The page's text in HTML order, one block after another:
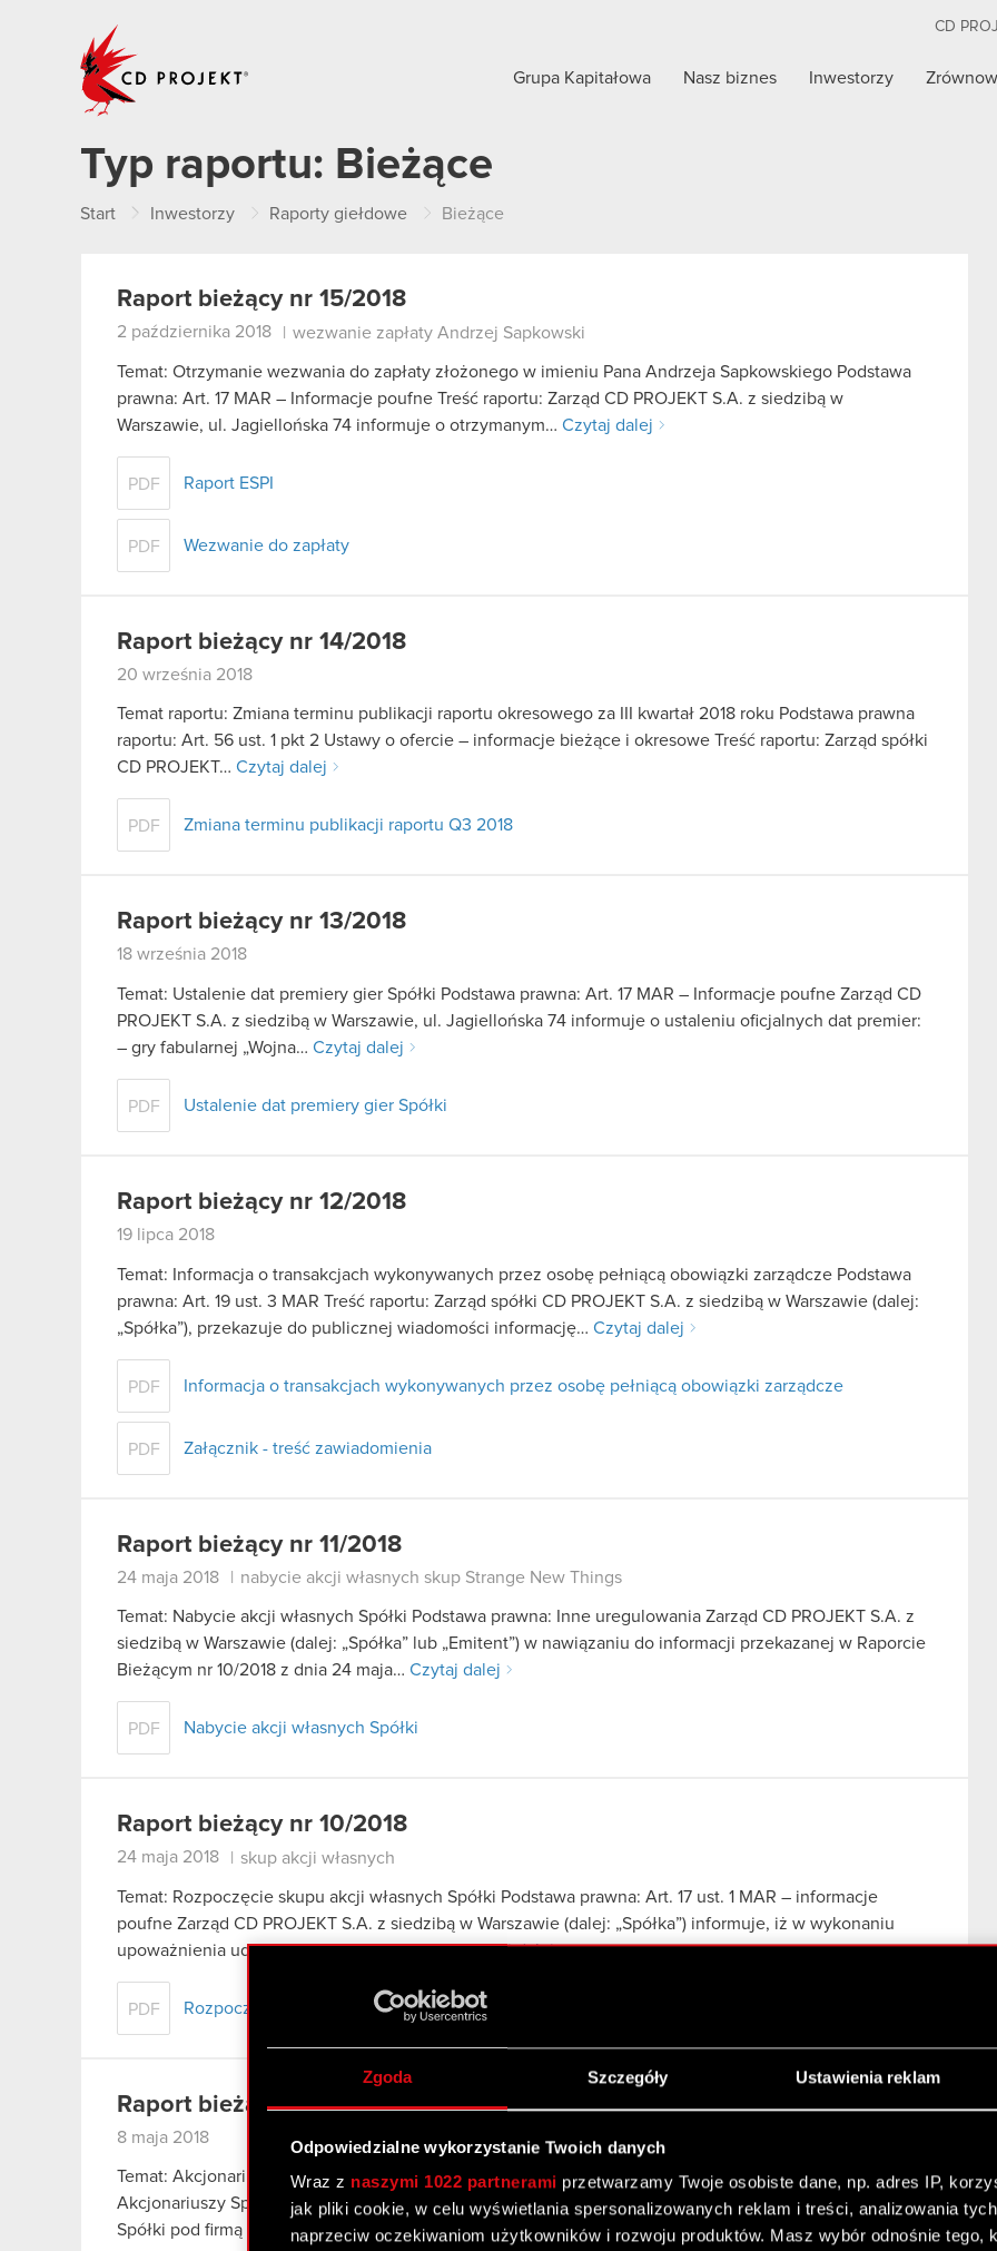
Zgoda Szczegóły Ustawienia reklam
Odpowiedzialne wykorzystanie Twoich danych
Wraz z naszymi 1022 partnerami przetwarzamy Twoje osobiste dane, np. adres IP,
jak pliki cookie, w celu wyświetlania spersonalizowanych reklam i treści, analizowania
naprzeciw oczekiwaniom użytkowników i rozwoju produktów. Masz wybór odnośnie tego,
CD
Grupa Kapitałowa Nasz biznes Inwestorzy
Typ raportu: Bieżące
Start Inwestorzy Raporty giełdowe Bieżące
Raport bieżący nr 15/2018
2 października 2018 wezwanie zapłaty Andrzej Sapkowski
Temat: Otrzymanie wezwania do zapłaty złożonego w imieniu Pana Andrzeja Sapkowskiego Podstawa
prawna: Art. 17 MAR – Informacje poufne Treść raportu: Zarząd CD PROJEKT S.A. z siedzibą w
Warszawie, ul. Jagiellońska 74 informuje o otrzymanym… Czytaj dalej
PDF Raport ESPI
PDF Wezwanie do zapłaty
Raport bieżący nr 14/2018
20 września 2018
Temat raportu: Zmiana terminu publikacji raportu okresowego za III kwartał 2018 roku Podstawa prawna
raportu: Art. 56 ust. 1 pkt 2 Ustawy o ofercie – informacje bieżące i okresowe Treść raportu: Zarząd spółki
CD PROJEKT… Czytaj dalej
PDF Zmiana terminu publikacji raportu Q3 2018
Raport bieżący nr 13/2018
18 września 2018
Temat: Ustalenie dat premiery gier Spółki Podstawa prawna: Art. 17 MAR – Informacje poufne Zarząd CD
PROJEKT S.A. z siedzibą w Warszawie, ul. Jagiellońska 74 informuje o ustaleniu oficjalnych dat premier:
– gry fabularnej „Wojna… Czytaj dalej
PDF Ustalenie dat premiery gier Spółki
Raport bieżący nr 12/2018
19 lipca 2018
Temat: Informacja o transakcjach wykonywanych przez osobę pełniącą obowiązki zarządcze Podstawa
prawna: Art. 19 ust. 3 MAR Treść raportu: Zarząd spółki CD PROJEKT S.A. z siedzibą w Warszawie (dalej:
„Spółka”), przekazuje do publicznej wiadomości informację… Czytaj dalej
PDF Informacja o transakcjach wykonywanych przez osobę pełniącą obowiązki zarządcze
PDF Załącznik - treść zawiadomienia
Raport bieżący nr 11/2018
24 maja 2018 nabycie akcji własnych skup Strange New Things
Temat: Nabycie akcji własnych Spółki Podstawa prawna: Inne uregulowania Zarząd CD PROJEKT S.A. z
siedzibą w Warszawie (dalej: „Spółka” lub „Emitent”) w nawiązaniu do informacji przekazanej w Raporcie
Bieżącym nr 10/2018 z dnia 24 maja… Czytaj dalej
PDF Nabycie akcji własnych Spółki
Raport bieżący nr 10/2018
24 maja 2018 skup akcji własnych
Temat: Rozpoczęcie skupu akcji własnych Spółki Podstawa prawna: Art. 17 ust. 1 MAR – informacje
poufne Zarząd CD PROJEKT S.A. z siedzibą w Warszawie (dalej: „Spółka”) informuje, iż w wykonaniu
upoważnienia udzielonego mu uchwałą nr…Czytaj dalej
PDF Rozpoczęcie skupu akcji własnych Spółki
Raport bieżący nr 9/2018
8 maja 2018
Temat: Akcjonariusze posiadający co najmniej 5% głosów na Zwyczajnym Walnym Zgromadzeniu
Akcjonariuszy Spółki. Podstawa prawna: 70 pkt 3 Ustawy o ofercie – WZA lista powyżej 5 % Zarząd
Spółki pod firmą CD PROJEKT Spółka Akcyjna… Czytaj dalej